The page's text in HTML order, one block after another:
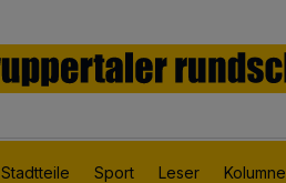
Stadtteile Sport Leser Kolumne